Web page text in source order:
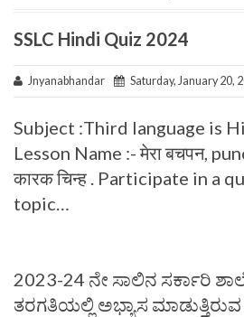
SSLC Hindi Quiz 2024
Jnyanabhandar Saturday, January 20,
Subject :Third language is
Lesson Name :- मेरा बचपन,
कारक चिन्ह . Participate in a
topic…
2023-24 ನೇ ಸಾಲಿನ ಸರ್ಕಾರಿ
ತರಗತಿಯಲ್ಲಿ ಅಭ್ಯಾಸ ಮಾಡುತ್ತಿರುವ